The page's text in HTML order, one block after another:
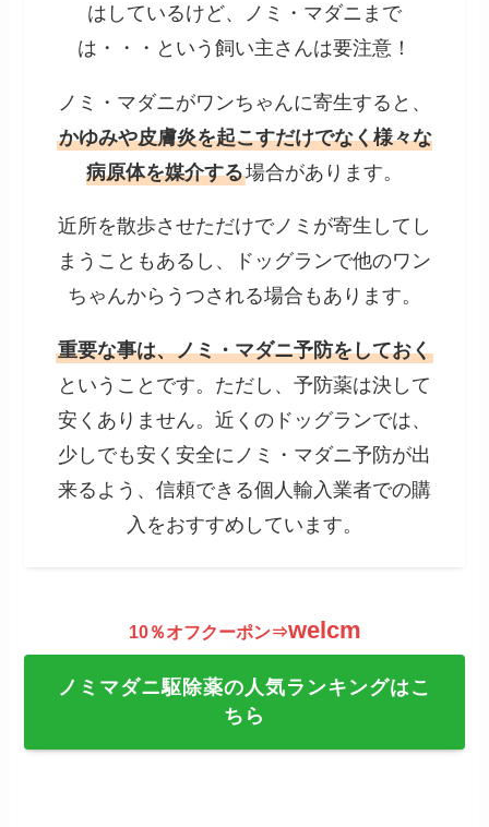
はしているけど、ノミ・マダニまで
は・・・という飼い主さんは要注意！
ノミ・マダニがワンちゃんに寄生すると、
かゆみや皮膚炎を起こすだけでなく様々な
病原体を媒介する場合があります。
近所を散歩させただけでノミが寄生してし
まうこともあるし、ドッグランで他のワン
ちゃんからうつされる場合もあります。
重要な事は、ノミ・マダニ予防をしておく
ということです。ただし、予防薬は決して
安くありません。近くのドッグランでは、
少しでも安く安全にノミ・マダニ予防が出
来るよう、信頼できる個人輸入業者での購
入をおすすめしています。
10％オフクーポン⇒welcm
ノミマダニ駆除薬の人気ランキングはこ
ちら